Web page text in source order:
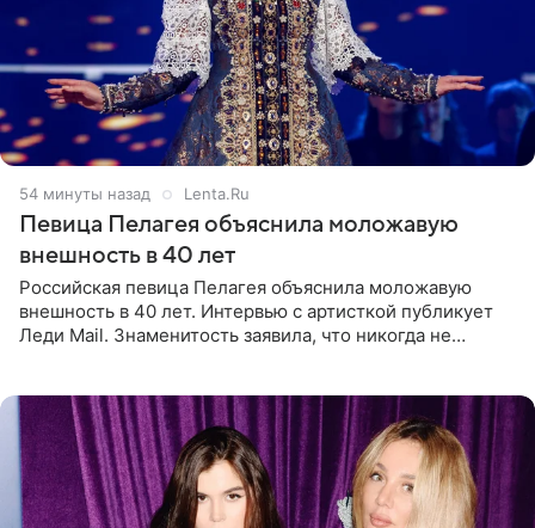
55 минут назад Lenta.Ru
Певица Пелагея объяснила моложавую
внешность в 40 лет
Российская певица Пелагея объяснила моложавую
внешность в 40 лет. Интервью с артисткой публикует
Леди Mail. Знаменитость заявила, что никогда не